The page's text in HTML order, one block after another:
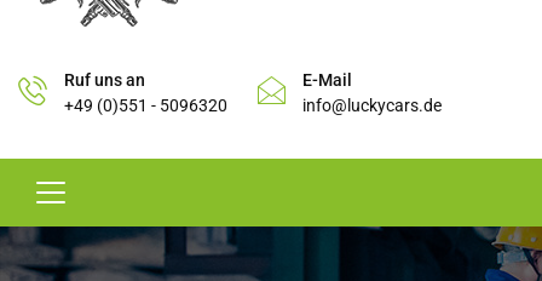
Ruf uns an
+49 (0)551 - 5096320
E-Mail
info@luckycars.de